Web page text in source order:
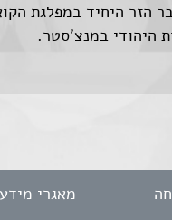
הזר היחיד במפלגת
מאגרי מידע